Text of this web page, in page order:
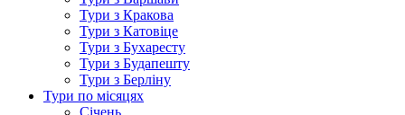
Тури з Кракова
Тури з Катовіце
Тури з Бухаресту
Тури з Будапешту
Тури з Берліну
Тури по місяцях